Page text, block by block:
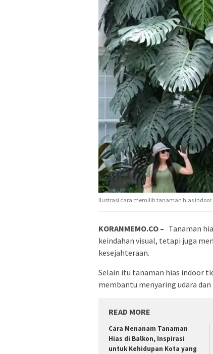
Ilustrasi cara memilih tanaman hias
KORANMEMO.CO – Tanaman
keindahan visual, tetapi juga
kesejahteraan.
Selain itu tanaman hias indoor
membantu menyaring udara
READ MORE
Cara Menanam Tanaman
Hias di Balkon, Inspirasi
untuk Kehidupan Kota yang